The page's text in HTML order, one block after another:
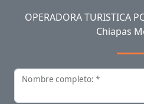
OPERADORA TURISTICA
Chiapas
Nombre completo: *